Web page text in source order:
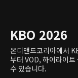
KBO 2026
온디맨드코리아에서
부터 VOD, 하이라이
수 있습니다.